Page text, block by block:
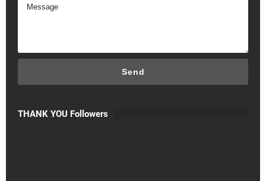
THANK YOU Followers